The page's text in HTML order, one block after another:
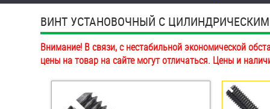
Анкеры
Антивандальный крепёж,
инструмент
Болты и винты
Втулки
ВИНТ УСТАНОВОЧНЫЙ С
Внимание! В связи, с нестабильной экономической
цены на товар на сайте могут отличаться. Цены и